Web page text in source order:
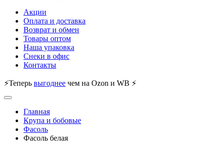
Акции
Оплата и доставка
Возврат и обмен
Товары оптом
Наша упаковка
Снеки в офис
Контакты
⚡Теперь выгоднее чем на Ozon и WB ⚡
Главная
Крупа и бобовые
Фасоль
Фасоль белая